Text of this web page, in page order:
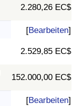
2.280,26 EC$
[Bearbeiten]
2.529,85 EC$
152.000,00 EC$
[Bearbeiten]